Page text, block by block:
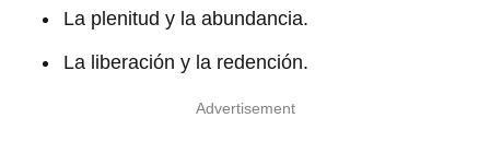
La plenitud y la abundancia.
La liberación y la redención.
Advertisement